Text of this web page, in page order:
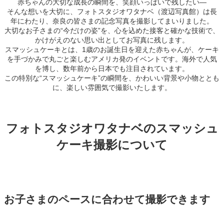
赤ちゃんの大切な成長の瞬間を、笑顔いっぱいで残したい―
そんな想いを大切に、フォトスタジオワタナベ（渡辺写真館）は長
年にわたり、奈良の皆さまの記念写真を撮影してまいりました。
大切なお子さまの“今だけの姿”を、心を込めた接客と確かな技術で、
かけがえのない思い出としてお写真に残します。
スマッシュケーキとは、1歳のお誕生日を迎えた赤ちゃんが、ケーキ
を手づかみで丸ごと楽しむアメリカ発のイベントです。海外で人気
を博し、数年前から日本でも注目されています。
この特別な“スマッシュケーキ”の瞬間を、かわいい背景や小物ととも
に、楽しい雰囲気で撮影いたします。
フォトスタジオワタナベのスマッシュ
ケーキ撮影について
お子さまのペースに合わせて撮影できます